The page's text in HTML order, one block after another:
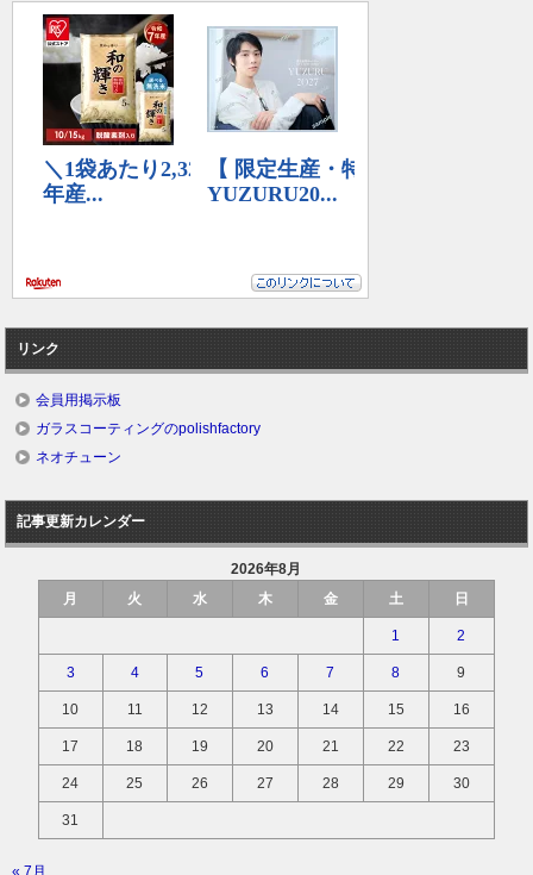
リンク
会員用掲示板
ガラスコーティングのpolishfactory
ネオチューン
記事更新カレンダー
2026年8月
月
火 水 木 金 土 日
1 2
3 4 5 6 7 8 9
10 11 12 13 14 15 16
17 18 19 20 21 22 23
24 25 26 27 28 29 30
31